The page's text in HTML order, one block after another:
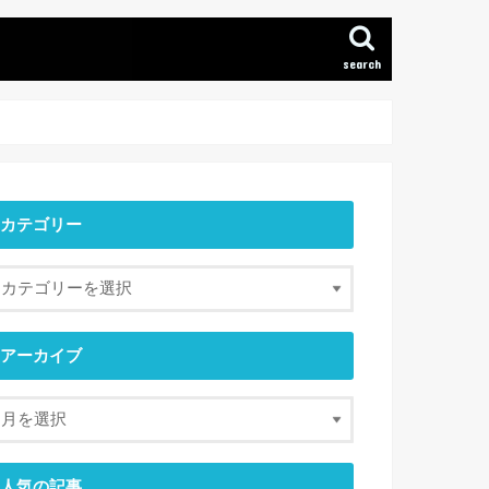
search
カテゴリー
アーカイブ